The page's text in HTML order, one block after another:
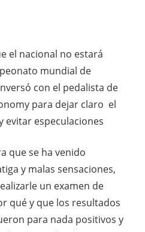
el nacional no estará
mundial de
con el pedalista de
para dejar claro el
evitar especulaciones
que se ha venido
y malas sensaciones,
un examen de
qué y que los resultados
para nada positivos y